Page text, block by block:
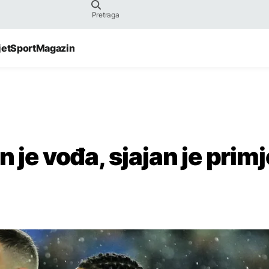
SportMagazin
je vođa, sjajan je